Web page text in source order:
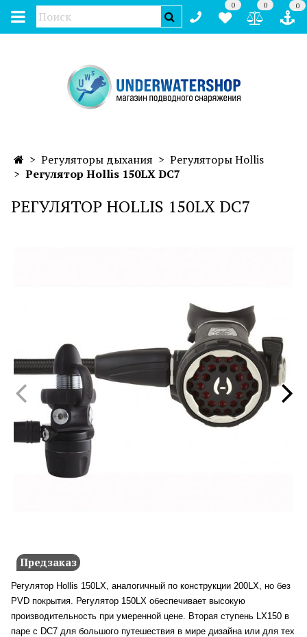
0 0 0
Регуляторы дыхания
Регуляторы Hollis
Регулятор Hollis 150LX DC7
РЕГУЛЯТОР HOLLIS 150LX DC7
Предзаказ
Регулятор Hollis 150LX, аналогичный по конструкции 200LX , но без
PVD покрытия. Регулятор 150LX обеспечивает высокую
производительность при умеренной цене. Вторая ступень LX150 в
паре с DC7 для большого путешествия в мире дизайна или для тех